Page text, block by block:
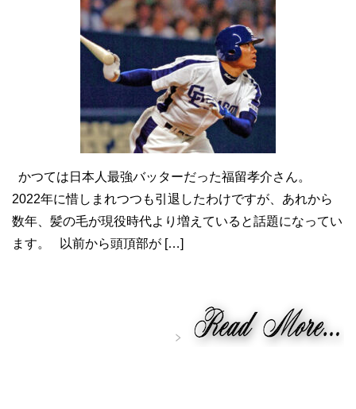
かつては日本人最強バッターだった福留孝介さん。
2022年に惜しまれつつも引退したわけですが、あれから
数年、髪の毛が現役時代より増えていると話題になってい
ます。 以前から頭頂部が […]